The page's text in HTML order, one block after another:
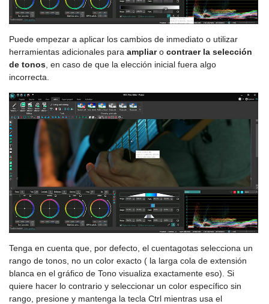
Puede empezar a aplicar los cambios de inmediato o utilizar
herramientas adicionales para ampliaro contraer la selección
de tonos , en caso de que la elección inicial fuera algo
incorrecta.
Tenga en cuenta que, por defecto, el cuentagotas selecciona un
rango de tonos, no un color exacto ( la larga cola de extensión
blanca en el gráfico de Tono visualiza exactamente eso). Si
quiere hacer lo contrario y seleccionar un color específico sin
rango, presione y mantenga la tecla Ctrl mientras usa el